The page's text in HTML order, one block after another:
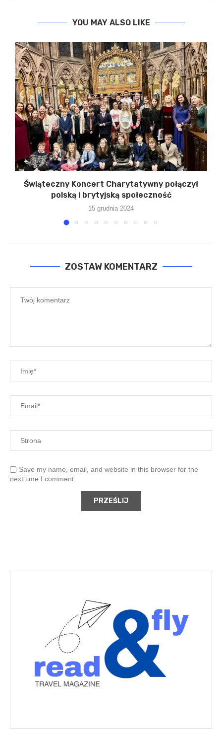
YOU MAY ALSO LIKE
Świąteczny Koncert Charytatywny połączył
polską i brytyjską społeczność
15 grudnia 2024
ZOSTAW KOMENTARZ
Save my name, email, and website in this browser for the
next time I comment.